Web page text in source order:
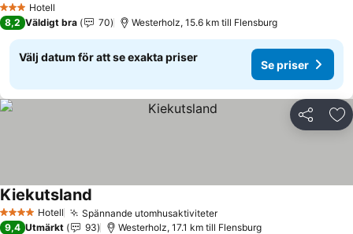
3 StjärnorHotell
8,2 Väldigt bra 70 Westerholz, 15.6 km till Flensburg
Välj datum för att se exakta priser
Se priser
Dela
4 StjärnorHotell Spännande utomhusaktiviteter
Kiekutsland
9,4 Utmärkt 93 Westerholz, 17.1 km till Flensburg